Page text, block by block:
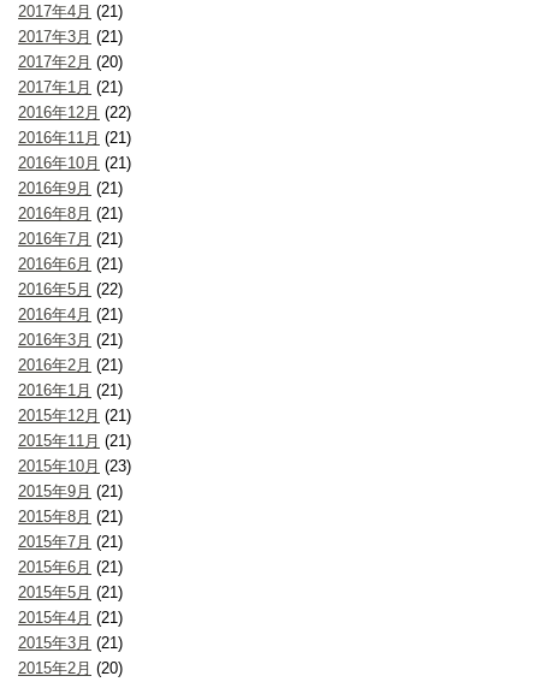
2017年4月 (21)
2017年3月 (21)
2017年2月 (20)
2017年1月 (21)
2016年12月 (22)
2016年11月 (21)
2016年10月 (21)
2016年9月 (21)
2016年8月 (21)
2016年7月 (21)
2016年6月 (21)
2016年5月 (22)
2016年4月 (21)
2016年3月 (21)
2016年2月 (21)
2016年1月 (21)
2015年12月 (21)
2015年11月 (21)
2015年10月 (23)
2015年9月 (21)
2015年8月 (21)
2015年7月 (21)
2015年6月 (21)
2015年5月 (21)
2015年4月 (21)
2015年3月 (21)
2015年2月 (20)